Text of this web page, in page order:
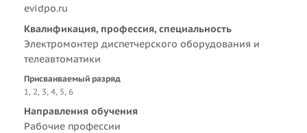
evidpo.ru
Квалификация, профессия, специальность
Электромонтер диспетчерского оборудования и
телеавтоматики
Присваиваемый разряд
1, 2, 3, 4, 5, 6
Направления обучения
Рабочие профессии